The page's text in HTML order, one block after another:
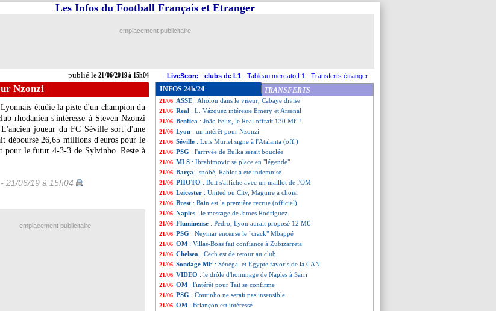
publié le21/06/2019 à 15h04
Les Infos du Football Français et Etranger
emplacement publicitaire
LiveScore - clubs de L1 - Tableau mercato L1 - Transferts étranger
Nzonzi
étudie la piste d'un champion du
rhodanien s'intéresse à Steven Nzonzi
joueur du FC Séville sort d'une
déboursé 26,65 millions d'euros pour le
pour le futur 4-3-3 de Sylvinho. Reste à
21/06/19 à 15h04
INFOS 24h/24 TRANSFERTS
21/06 Man Utd: Pogba, Solskjaer accepte son départ
21/06 Rennes
21/06 TFC: Fortes reste à Lens (officiel)
21/06 Roma: un rendez-vous pour Veretout lundi
21/06 ASSE : Aholou dans le viseur, Cabaye divise
21/06 Real : L. Vázquez intéresse Emery et Arsenal
21/06 Benfica : João Felix, le Real offrait 130 M€ !
21/06 Lyon : un intérêt pour Nzonzi
21/06 Séville : Luis Muriel signe à l'Atalanta (off.)
21/06 PSG : l'arrivée de Bulka serait bouclée
21/06 MLS : Ibrahimovic se place en "légende"
21/06 Barça : snobé, Rabiot a été indemnisé
21/06 PHOTO : Bolt s'affiche avec un maillot de l'OM
21/06 Leicester : United ou City, Maguire a choisi
21/06 Brest : Bain est la première recrue (officiel)
21/06 Naples : le message de James Rodriguez
21/06 Fluminense : Pedro, Lyon aurait proposé 12 M€
21/06 PSG : Neymar encense le "crack" Mbappé
21/06 OM : Villas-Boas fait confiance à Zubizarreta
21/06 Chelsea : Cech est de retour au club
21/06 Sondage MF : Sénégal et Egypte favoris de la CAN
21/06 VIDEO : le drôle d'hommage de Naples à Sarri
21/06 OM : l'intérêt pour Tait se confirme
21/06 PSG : Coutinho ne serait pas insensible
21/06 OM : Briançon est intéressé
emplacement publicitaire